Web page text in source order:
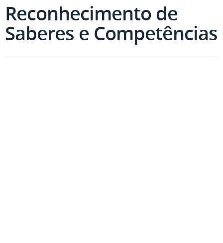
Reconhecimento de
Saberes e Competências